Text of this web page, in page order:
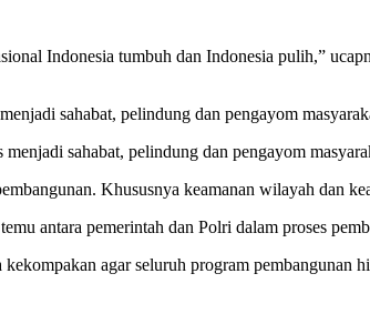
Indonesia tumbuh dan Indonesia pulih,”
sahabat, pelindung dan pengayom
sahabat, pelindung dan pengayom
Khususnya keamanan wilayah dan
antara pemerintah dan Polri dalam proses
agar seluruh program pembangunan